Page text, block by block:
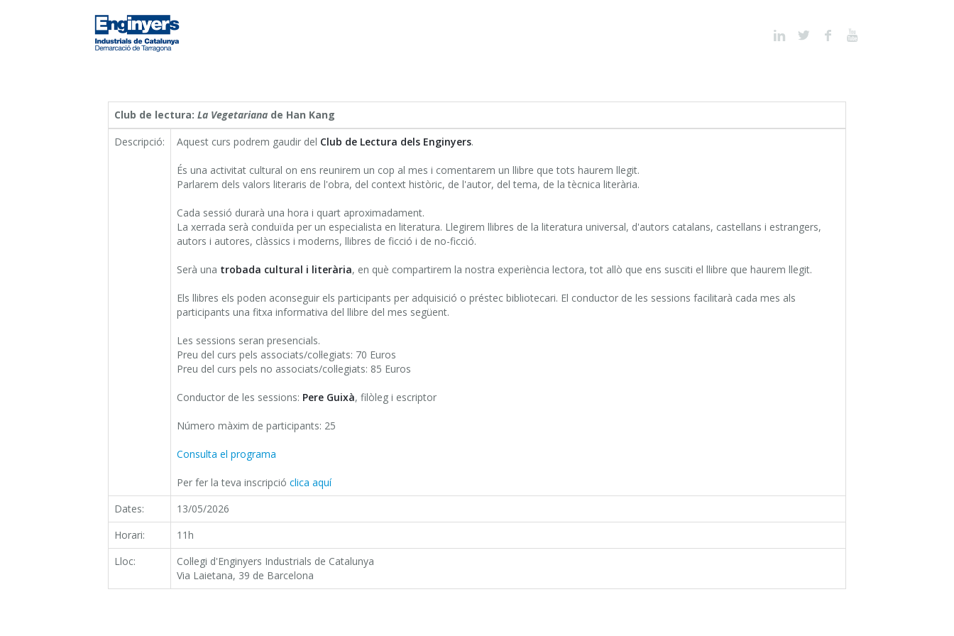
Club de lectura: La Vegetariana de Han Kang
Descripció:
Aquest curs podrem gaudir del Club de Lectura dels Enginyers.
És una activitat cultural on ens reunirem un cop al mes i comentarem un llibre que tots haurem llegit.
Parlarem dels valors literaris de l'obra, del context històric, de l'autor, del tema, de la tècnica literària.
Cada sessió durarà una hora i quart aproximadament.
La xerrada serà conduïda per un especialista en literatura. Llegirem llibres de la literatura universal, d'autors catalans, castellans i estrangers,
autors i autores, clàssics i moderns, llibres de ficció i de no-ficció.
Serà una trobada cultural i literària, en què compartirem la nostra experiència lectora, tot allò que ens susciti el llibre que haurem llegit.
Els llibres els poden aconseguir els participants per adquisició o préstec bibliotecari. El conductor de les sessions facilitarà cada mes als
participants una fitxa informativa del llibre del mes següent.
Les sessions seran presencials.
Preu del curs pels associats/col·legiats: 70 Euros
Preu del curs pels no associats/col·legiats: 85 Euros
Conductor de les sessions: Pere Guixà, filòleg i escriptor
Número màxim de participants: 25
Consulta el programa
Per fer la teva inscripció clica aquí
Dates:
13/05/2026
Horari:
11h
Lloc:
Col·legi d'Enginyers Industrials de Catalunya
Via Laietana, 39 de Barcelona